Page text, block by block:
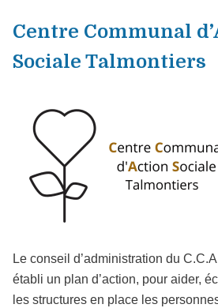
Centre Communal
Sociale Talmontiers
Le conseil d’administration du
établi un plan d’action, pour aider,
les structures en place les